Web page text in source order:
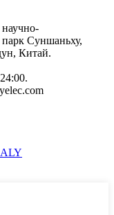
Суншаньху,
Китай.